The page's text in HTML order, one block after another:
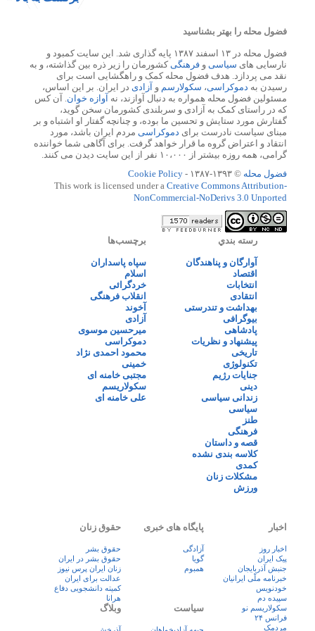
فضول محله را بهتر بشناسید
فضول محله در ۱۳ اسفند ۱۳۸۷ پایه گذاری شد. این سایت کمبود و
نارسایی های سیاسی و فرهنگیکشورمان را زیر ذره بین گذاشته، و به
نقد می پردازد. هدف فضول محله کمک و راهگشایی است برای
رسیدن به دموکراسی، سکولارسم و آزادی در ایران. بر این اساس،
مسئولین فضول محله همواره به دنبال آوازند، نه آوازه خوان. آن کس
که در راستای کمک به آزادی و سربلندی کشورمان سخن گوید،
گفتارش مورد ستایش و تحسین ما بوده، و چنانچه گفتار او اشتباه و بر
مبنای سیاست نادرست برای دموکراسی مردم ایران باشد، مورد
انتقاد و اعتراض گروه ما قرار خواهد گرفت. برای آگاهی شما خواننده
گرامی، همه روزه بیشتر از ۱۰،۰۰۰ نفر از این سایت دیدن می کنند.
فضول محله © ۱۳۹۳-۱۳۸۷ -
Cookie Policy
This work is licensed under a Creative Commons Attribution-
NonCommercial-NoDerivs 3.0 Unported
رسته بندي
آوارگان و پناهندگان
اقتصاد
انتخابات
انتقادی
بهداشت و تندرستی
بیوگرافی
پادشاهی
پیشنهاد و نظریات
تاریخی
تکنولوژی
جنایات رژیم
دینی
زندانی سیاسی
سیاسی
طنز
فرهنگی
قصه و داستان
کلاسه بندی نشده
کمدی
مشکلات زنان
ورزش
برچسب‌ها
سپاه پاسداران
اسلام
خردگرائی
انقلاب فرهنگی
آخوند
آزادی
میرحسین موسوی
دموکراسی
محمود احمدی نژاد
خمینی
مجتبی خامنه ای
سکولاریسم
علی خامنه ای
اخبار
اخبار روز
پيک ايران
جنبش آذربایجان
خبرنامه ملّی ایرانیان
خودنویس
سپیده دم
سکولاریسم نو
فرانس ۲۴
مردمک
پایگاه های خبری
آزادگی
گویا
همبوم
حقوق زنان
حقوق بشر
حقوق بشر در ایران
زنان ايران پرس نيوز
عدالت برای ایران
کمیته دانشجویی دفاع
هرانا
سیاست وبلاگ